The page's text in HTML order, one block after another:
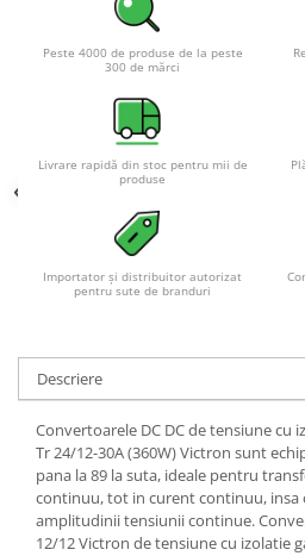
Turbine eoliene pentru casă
Acumulatori VRLA AGM/GEL /
Tractiune / LiFePo4
Baterii si acumulatori gel si VRLA
6-12 V
Baterii si acumulatori AGM VRLA
Acumulatori Moto, ATV
Li-Ion
SLA AGM (Sealed Lead Acid)
Deep Cycle - Tractiune/Semi-
Tractiune
Marine & Caravan
APC
Peste 4000 de produse de la peste
300 de mărci
Livrare rapidă din stoc pentru mii de
produse
Importator și distribuitor autorizat
pentru sute de branduri
Descriere
Convertoarele DC DC de tensiune cu
Tr 24/12-30A (360W) Victron sunt
pana la 89 la suta, ideale pentru
continuu, tot in curent continuu, insa
amplitudinii tensiunii continue.
12/12 Victron de tensiune cu izolatie